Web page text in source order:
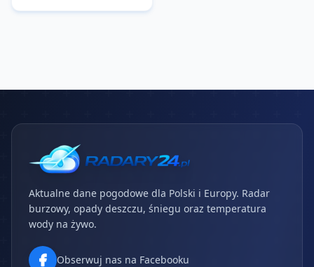
Aktualne dane pogodowe dla Polski i Europy. Radar
burzowy, opady deszczu, śniegu oraz temperatura
wody na żywo.
Obserwuj nas na Facebooku